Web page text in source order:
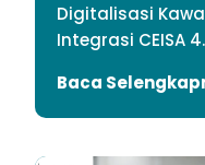
Digitalisasi
Integrasi CEISA
Baca